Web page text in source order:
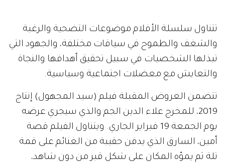
تتناول سلسلة الأفلام موضوعات التضحية والرغبة
والشغف والطموح في سياقات مختلفة، والجهود التي
تبذلها الشخصيات في سبيل تحقيق أهدافها والنجاة
والتعايش مع معضلات اجتماعية وسياسية.
تتضمن العروض المقبلة فيلم (سيد المجهول) إنتاج
2019، للمخرج علاء الدين الجم والذي سيجري عرضه
يوم الجمعة 19 فبراير الجاري. ويتناول الفيلم قصة
أمين، السارق الذي يدفن حقيبة من الغنائم على قمة
تلة ثم يموّه المكان على شكل قبر من دون شاهد،